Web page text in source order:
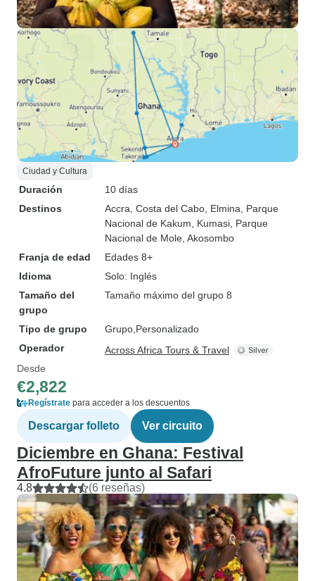
Ciudad y Cultura
Duración
10 días
Destinos
Accra , Costa del Cabo , Elmina , Parque
Nacional de Kakum , Kumasi , Parque
Nacional de Mole , Akosombo
Franja de edad
Edades 8+
Idioma
Solo: Inglés
Tamaño del
grupo
Tamaño máximo del grupo 8
Tipo de grupo Grupo Personalizado
Operador
Across Africa Tours & Travel
Desde
€2,822
Regístrate para acceder a los descuentos
Descargar folleto Ver circuito
Diciembre en Ghana: Festival
AfroFuture junto al Safari
4.8 (6 reseñas)